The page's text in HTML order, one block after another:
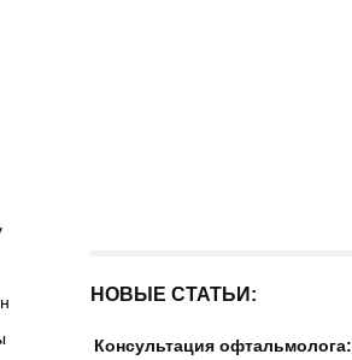
НОВЫЕ СТАТЬИ:
Консультация офтальмолога: